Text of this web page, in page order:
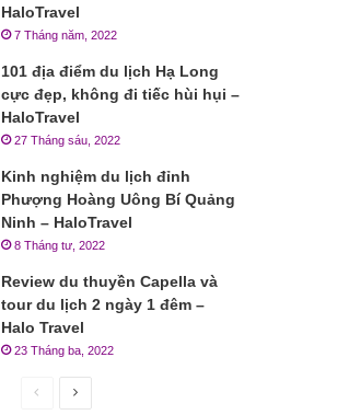
HaloTravel
7 Tháng năm, 2022
101 địa điểm du lịch Hạ Long
cực đẹp, không đi tiếc hùi hụi –
HaloTravel
27 Tháng sáu, 2022
Kinh nghiệm du lịch đỉnh
Phượng Hoàng Uông Bí Quảng
Ninh – HaloTravel
8 Tháng tư, 2022
Review du thuyền Capella và
tour du lịch 2 ngày 1 đêm –
Halo Travel
23 Tháng ba, 2022
Trang